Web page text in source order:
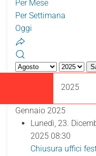
Per Mese
Per Settimana
Oggi
2025
Gennaio 2025
Lunedì, 23.
2025 08:30
Chiusura uffici